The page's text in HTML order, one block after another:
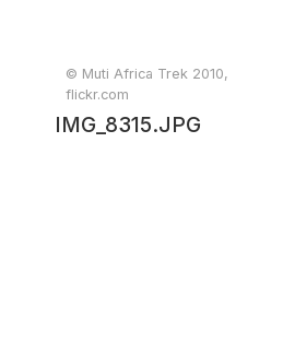
© Muti Africa Trek 2010,
flickr.com
IMG_8315.JPG